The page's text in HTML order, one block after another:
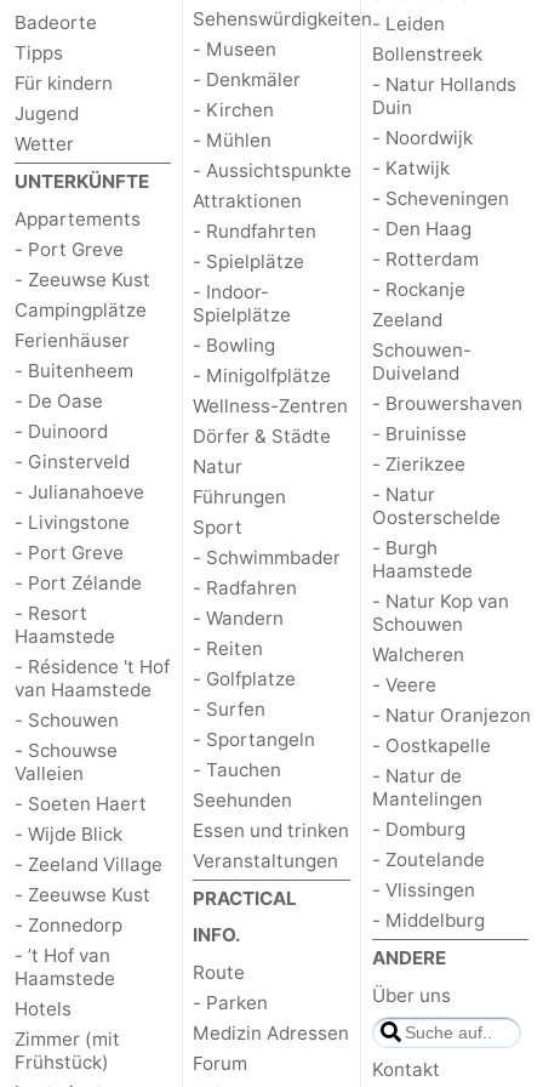
-
Hollands
Duin
Noordwijk
-
Katwijk
-
Scheveningen
Den
Haag
-
Rotterdam
-
Rockanje
Zeeland
Schouwen-
Duiveland
Brouwershaven
-
Bruinisse
-
Zierikzee
-
Natur
Oosterschelde
-
Burgh
Haamstede
-
Natur
Kop
van
Schouwen
Walcheren
Veere
-
Natur
Oranjezon
-
Oostkapelle
-
Badeorte
Tipps
Für kindern
Jugend
Wetter
UNTERKÜNFTE
Appartements
- Port Greve
- Zeeuwse Kust
Campingplätze
Ferienhäuser
- Buitenheem
- De Oase
- Duinoord
- Ginsterveld
- Julianahoeve
- Livingstone
- Port Greve
- Port Zélande
- Resort
Haamstede
- Résidence 't Hof
van Haamstede
- Schouwen
- Schouwse
Valleien
- Soeten Haert
- Wijde Blick
- Zeeland Village
- Zeeuwse Kust
- Zonnedorp
- ’t Hof van
Haamstede
Hotels
Zimmer (mit
Frühstück)
Sehenswürdigkeiten
- Museen
- Denkmäler
- Kirchen
- Mühlen
- Aussichtspunkte
Attraktionen
- Rundfahrten
- Spielplätze
- Indoor-
Spielplätze
- Bowling
- Minigolfplätze
Wellness-Zentren
Dörfer & Städte
Natur
Führungen
Sport
- Schwimmbader
- Radfahren
- Wandern
- Reiten
- Golfplatze
- Surfen
- Sportangeln
- Tauchen
Seehunden
Essen und trinken
Veranstaltungen
PRACTICAL
INFO.
Route
- Parken
Medizin Adressen
Forum
- Leiden
Bollenstreek
- Natur Hollands
Duin
- Noordwijk
- Katwijk
- Scheveningen
- Den Haag
- Rotterdam
- Rockanje
Zeeland
Schouwen-
Duiveland
- Brouwershaven
- Bruinisse
- Zierikzee
- Natur
Oosterschelde
- Burgh
Haamstede
- Natur Kop van
Schouwen
Walcheren
- Veere
- Natur Oranjezon
- Oostkapelle
- Natur de
Mantelingen
- Domburg
- Zoutelande
- Vlissingen
- Middelburg
ANDERE
Über uns
Kontakt